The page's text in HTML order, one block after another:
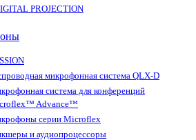
PROJECTION
микрофонная система QLX-D
система для конференций
Advance™
серии Microflex
и аудиопроцессоры